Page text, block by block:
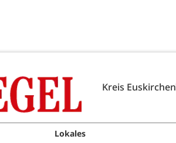
Kreis Euskirchen
Lokales